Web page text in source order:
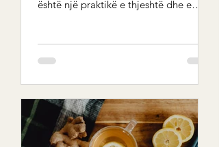
është një praktikë e thjeshtë dhe e
këmbët mbi bar, dhe apo rërë, ne
po konfirmojnë se kjo lidhje mund të
ulë stresin, të përmirësojë gjumin, të
forcojë imunitetin dhe madje të